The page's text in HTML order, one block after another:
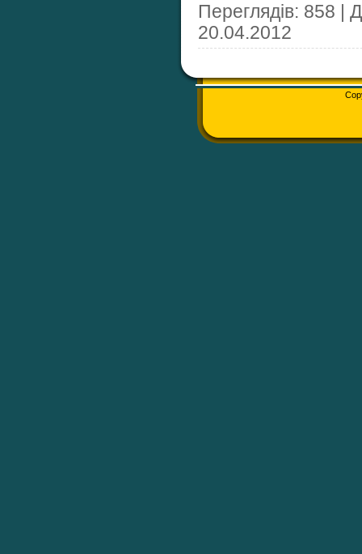
Переглядів: 858 |
20.04.2012